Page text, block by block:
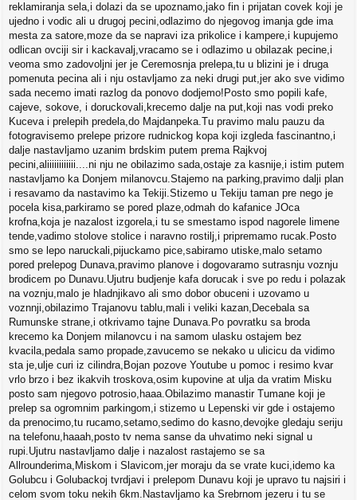
reklamiranja sela,i dolazi da se upoznamo,jako fin i prijatan covek koji je
ujedno i vodic ali u drugoj pecini,odlazimo do njegovog imanja gde ima
mesta za satore,moze da se napravi iza prikolice i kampere,i kupujemo
odlican ovciji sir i kackavalj,vracamo se i odlazimo u obilazak pecine,i
veoma smo zadovoljni jer je Ceremosnja prelepa,tu u blizini je i druga
pomenuta pecina ali i nju ostavljamo za neki drugi put,jer ako sve vidimo
sada necemo imati razlog da ponovo dodjemo!Posto smo popili kafe,
cajeve, sokove, i doruckovali,krecemo dalje na put,koji nas vodi preko
Kuceva i prelepih predela,do Majdanpeka.Tu pravimo malu pauzu da
fotogravisemo prelepe prizore rudnickog kopa koji izgleda fascinantno,i
dalje nastavljamo uzanim brdskim putem prema Rajkvoj
pecini,aliiiiiiiiiiii....ni nju ne obilazimo sada,ostaje za kasnije,i istim putem
nastavljamo ka Donjem milanovcu.Stajemo na parking,pravimo dalji plan
i resavamo da nastavimo ka Tekiji.Stizemo u Tekiju taman pre nego je
pocela kisa,parkiramo se pored plaze,odmah do kafanice JOca
krofna,koja je nazalost izgorela,i tu se smestamo ispod nagorele limene
tende,vadimo stolove stolice i naravno rostilj,i pripremamo rucak.Posto
smo se lepo naruckali,pijuckamo pice,sabiramo utiske,malo setamo
pored prelepog Dunava,pravimo planove i dogovaramo sutrasnju voznju
brodicem po Dunavu.Ujutru budjenje kafa dorucak i sve po redu i polazak
na voznju,malo je hladnjikavo ali smo dobor obuceni i uzovamo u
voznnji,obilazimo Trajanovu tablu,mali i veliki kazan,Decebala sa
Rumunske strane,i otkrivamo tajne Dunava.Po povratku sa broda
krecemo ka Donjem milanovcu i na samom ulasku ostajem bez
kvacila,pedala samo propade,zavucemo se nekako u ulicicu da vidimo
sta je,ulje curi iz cilindra,Bojan pozove Youtube u pomoc i resimo kvar
vrlo brzo i bez ikakvih troskova,osim kupovine at ulja da vratim Misku
posto sam njegovo potrosio,haaa.Obilazimo manastir Tumane koji je
prelep sa ogromnim parkingom,i stizemo u Lepenski vir gde i ostajemo
da prenocimo,tu rucamo,setamo,sedimo do kasno,devojke gledaju seriju
na telefonu,haaah,posto tv nema sanse da uhvatimo neki signal u
rupi.Ujutru nastavljamo dalje i nazalost rastajemo se sa
Allrounderima,Miskom i Slavicom,jer moraju da se vrate kuci,idemo ka
Golubcu i Golubackoj tvrdjavi i prelepom Dunavu koji je upravo tu najsiri i
celom svom toku nekih 6km.Nastavljamo ka Srebrnom jezeru i tu se